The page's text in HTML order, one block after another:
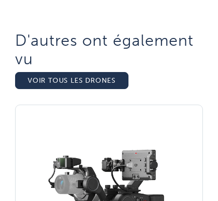
D'autres ont également
vu​
VOIR TOUS LES DRONES